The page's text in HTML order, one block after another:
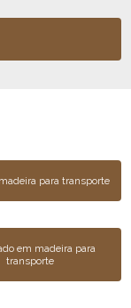
para transporte
em madeira para
transporte